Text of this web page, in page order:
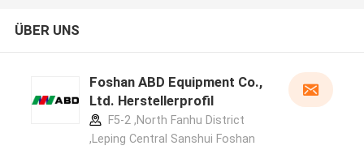
ÜBER UNS
Foshan ABD Equipment Co.,
Ltd. Herstellerprofil
F5-2 ,North Fanhu District
,Leping Central Sanshui Foshan